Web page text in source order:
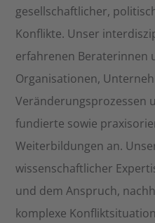
gesellschaftlicher,
Konflikte. Unser
erfahrenen Beraterinnen
Organisationen,
Veränderungsprozessen
fundierte sowie
Weiterbildungen an.
wissenschaftlicher
und dem Anspruch,
komplexe